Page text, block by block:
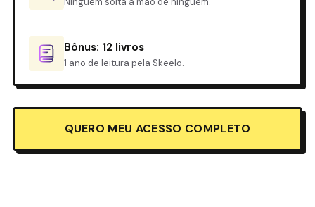
Bônus: 12 livros
1 ano de leitura pela Skeelo.
QUERO MEU ACESSO COMPLETO